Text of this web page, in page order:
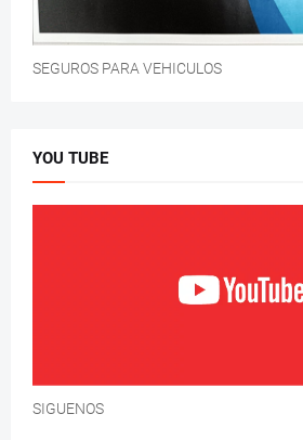
SEGUROS PARA VEHICULOS
YOU TUBE
SIGUENOS